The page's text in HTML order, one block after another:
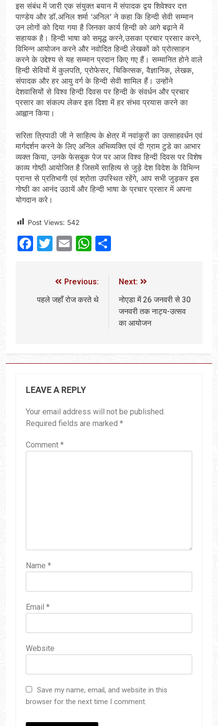
इस संबंध में जारी एक संयुक्त बयान में संपादक द्वय शिवेश्वर दत्त
पाण्डेय और डॉ.अनिल शर्मा ‘अनिल’ ने कहा कि हिन्दी सेवी सम्मान
उन लोगों को दिया गया है जिनका कार्य हिन्दी को आगे बढ़ाने में
सहायक है। हिन्दी भाषा को समृद्ध करने,उसका प्रचार प्रसार करने,
विभिन्न आयोजन करने और नवोदित हिन्दी लेखकों को प्रोत्साहन
करने के उद्देश्य से यह सम्मान प्रदान किए गए हैं। सम्मानित होने वाले
हिन्दी सेवियों में कुलपति, प्रोफेसर, चिकित्सक, वैज्ञानिक, लेखक,
संपादक और हर आयु वर्ग के हिन्दी सेवी शामिल हैं। उन्होंने
देशवासियों से विश्व हिन्दी दिवस पर हिन्दी के संवर्धन और प्रचार
प्रसार का संकल्प लेकर इस दिशा में हर संभव प्रयास करने का
आह्वान किया।
सरिता त्रिपाठी जी ने साहित्य के क्षेत्र में नवांकुरों का उत्साहवर्धन एवं
मार्गदर्शन करने के लिए अनिल अभिव्यक्ति एवं दी ग्राम टुडे का आभार
व्यक्त किया, उनके फेसबुक पेज पर आज विश्व हिन्दी दिवस पर विशेष
काव्य गोष्ठी आयोजित है जिसमें साहित्य से जुड़े देश विदेश के विभिन्न
प्रान्त से प्रतिभागी एवं श्रोता उपस्थित रहेंगे, आप सभी जुड़कर इस
गोष्ठी का आनंद उठायें और हिन्दी भाषा के प्रचार प्रसार में अपना
योगदान करे।
Post Views: 542
Facebook
Twitter
EmailWhatsApp
Previous:
पहले जहाँ रोज करते थे
Next:
नोएडा में 26 जनवरी से 30
जनवरी तक नाट्य-उत्सव
का आयोजन
LEAVE A REPLY
Your email address will not be published.
Required fields are marked *
Comment *
Name *
Email *
Website
Save my name, email, and website in this
browser for the next time I comment.